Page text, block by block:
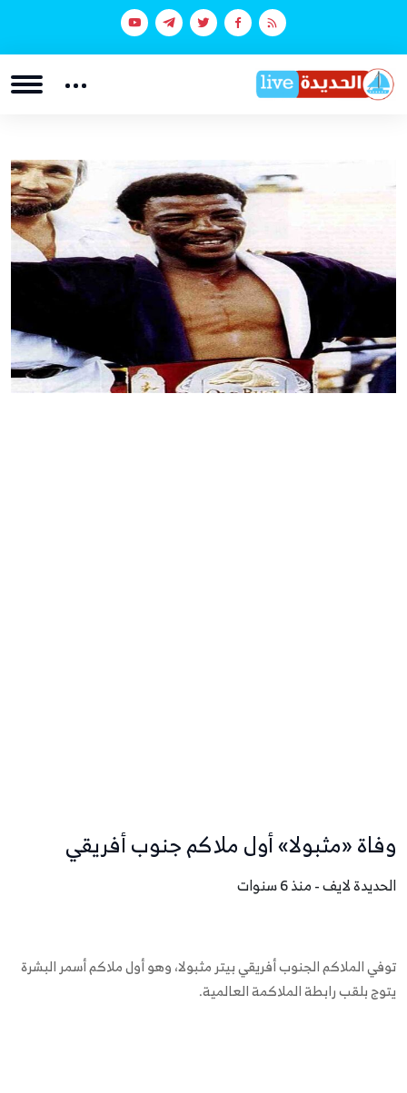
وفاة «مثبولا» أول ملاكم جنوب أفريقي
الحديدة لايف - منذ 6 سنوات
توفي الملاكم الجنوب أفريقي بيتر مثبولا، وهو أول ملاكم أسمر البشرة
يتوج بلقب رابطة الملاكمة العالمية.